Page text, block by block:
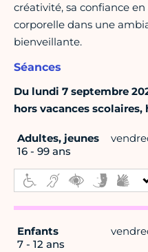
créativité, sa confiance
corporelle dans une
bienveillante.
Séances
Du lundi 7 septembre
hors vacances scolaires,
Adultes, jeunes
16 - 99 ans
Enfants
7 - 12 ans